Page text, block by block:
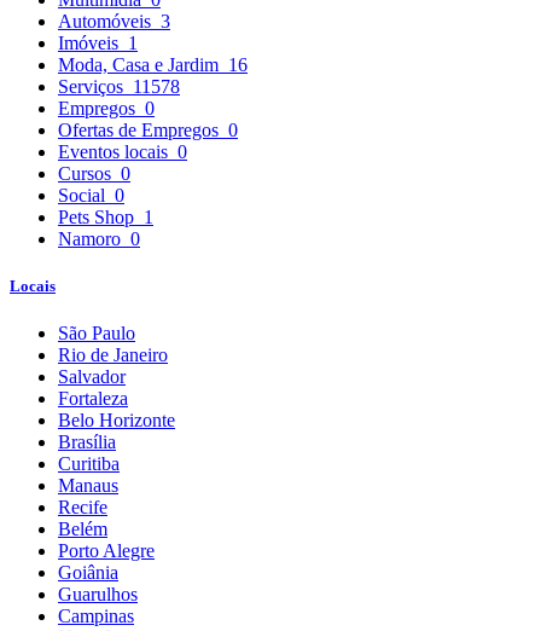
Automóveis 3
Imóveis 1
Moda, Casa e Jardim 16
Serviços 11578
Empregos 0
Ofertas de Empregos 0
Eventos locais 0
Cursos 0
Social 0
Pets Shop 1
Namoro 0
Locais
São Paulo
Rio de Janeiro
Salvador
Fortaleza
Belo Horizonte
Brasília
Curitiba
Manaus
Recife
Belém
Porto Alegre
Goiânia
Guarulhos
Campinas